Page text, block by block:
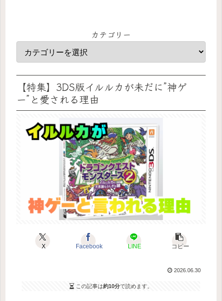
カテゴリー
【特集】3DS版イルルカが未だに”神ゲ
ー”と愛される理由
X Facebook LINE コピー
2026.06.30
この記事は約10分で読めます。